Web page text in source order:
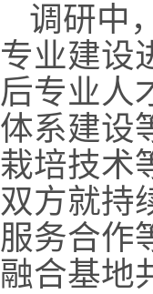
调研中
专业建设
后专业人
体系建设
栽培技术
双方就持
服务合作
融合基地